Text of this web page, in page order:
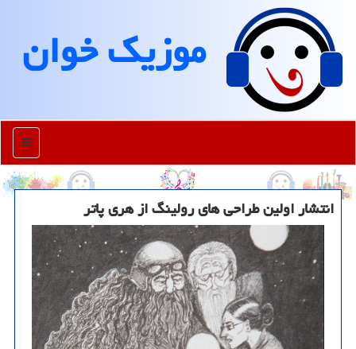
موزیك خوان
منو
انتشار اولین طراحی های رولینگ از هری پاتر